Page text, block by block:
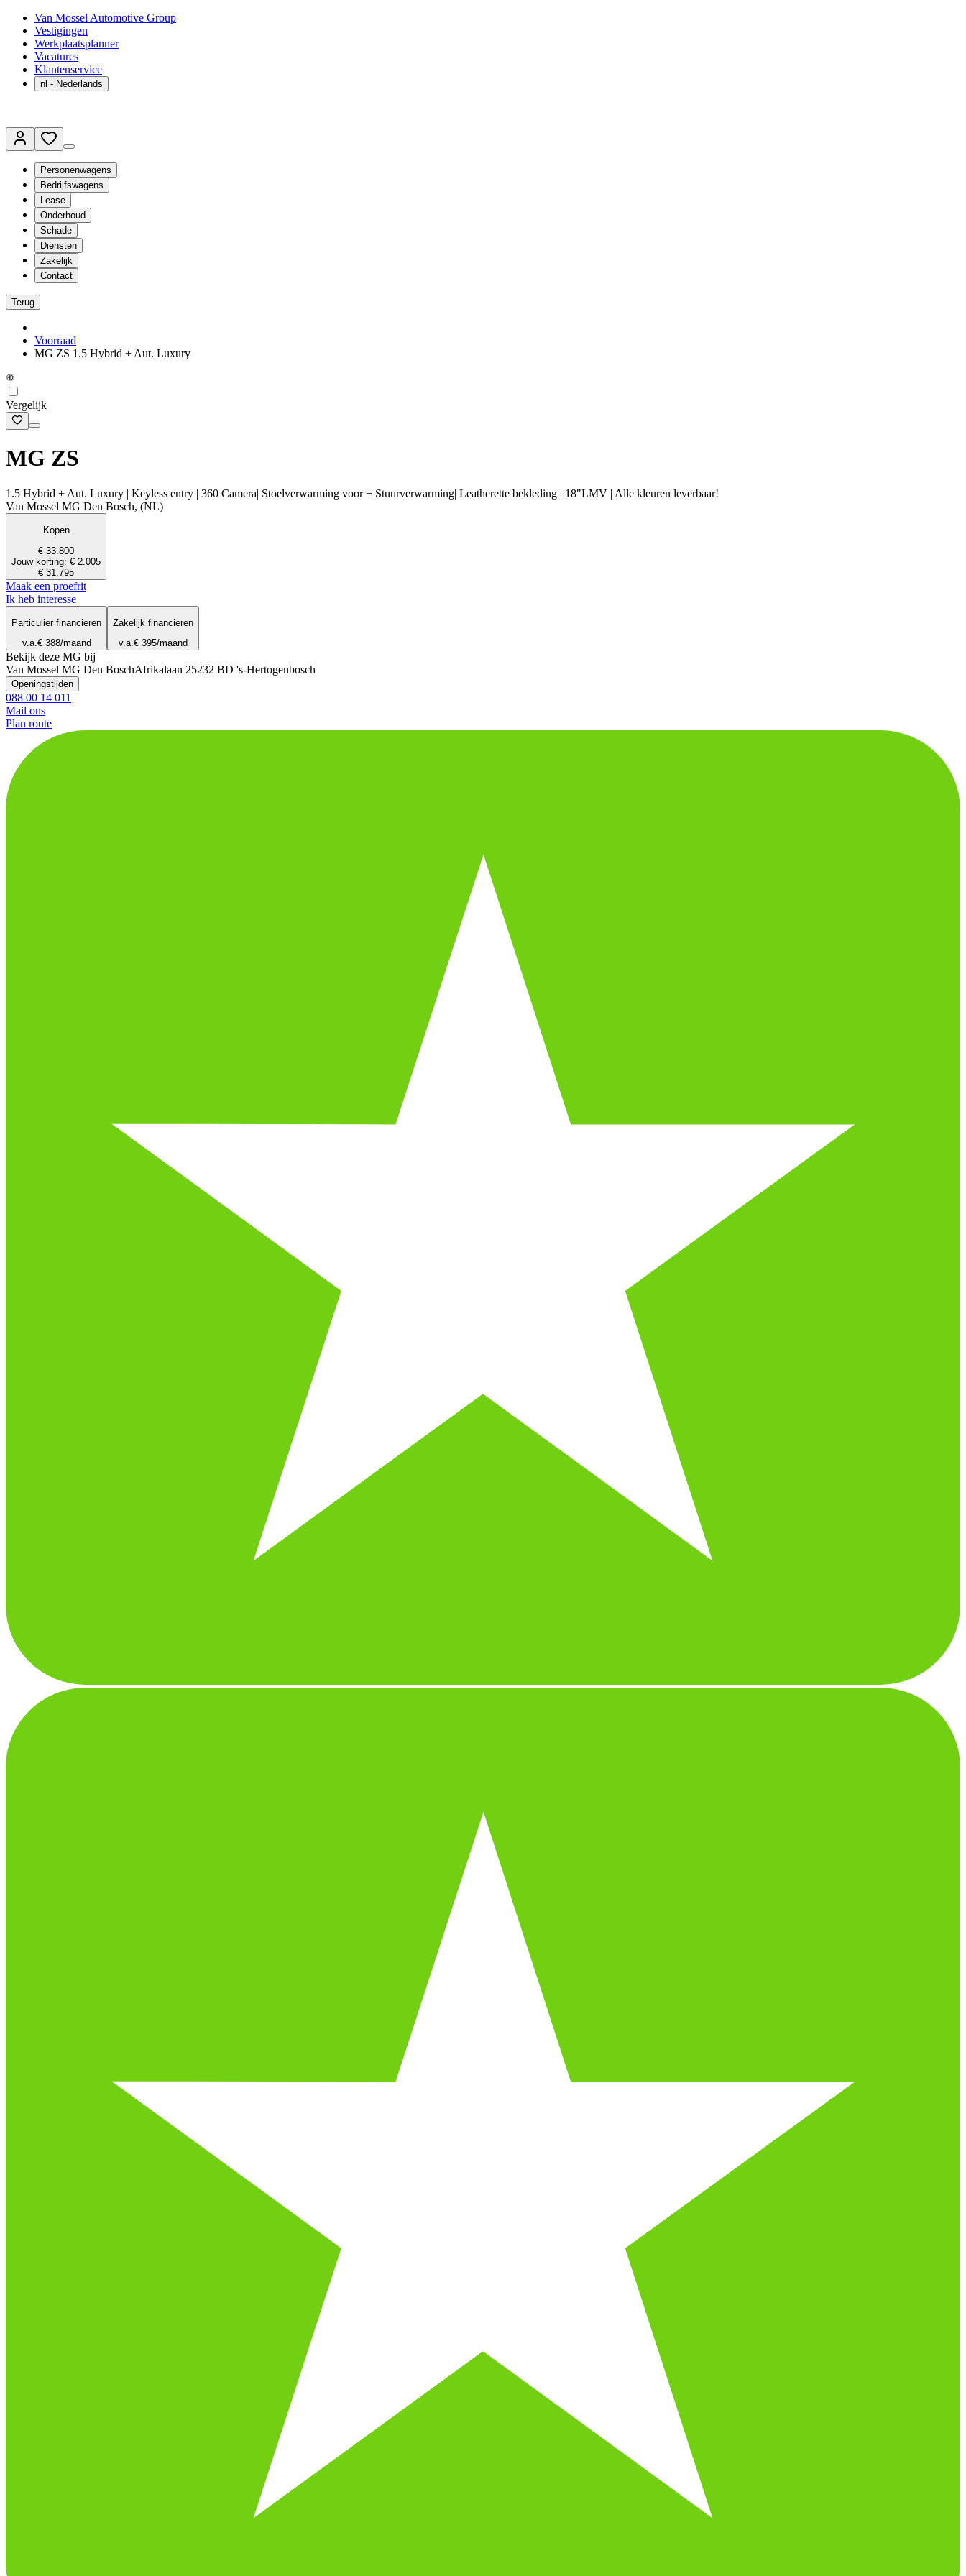
Van Mossel Automotive Group
Vestigingen
Werkplaatsplanner
Vacatures
Klantenservice
nl - Nederlands
Personenwagens
Bedrijfswagens
Lease
Onderhoud
Schade
Diensten
Zakelijk
Contact
Terug
Voorraad
MG ZS 1.5 Hybrid + Aut. Luxury
Vergelijk
MG ZS
1.5 Hybrid + Aut. Luxury | Keyless entry | 360 Camera| Stoelverwarming voor + Stuurverwarming| Leatherette bekleding | 18"LMV | Alle kleuren leverbaar!
Van Mossel MG Den Bosch, (NL)
Kopen
€ 33.800
Jouw korting: € 2.005
€ 31.795
Maak een proefrit
Ik heb interesse
Particulier financieren
v.a.€ 388/maand
Zakelijk financieren
v.a.€ 395/maand
Bekijk deze MG bij
Van Mossel MG Den BoschAfrikalaan 25232 BD 's-Hertogenbosch
Openingstijden
088 00 14 011
Mail ons
Plan route